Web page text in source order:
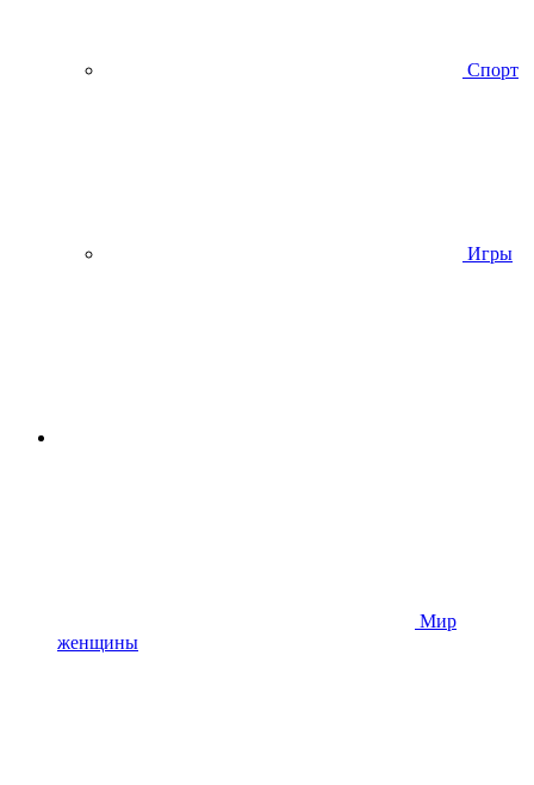
Спорт
Игры
Мир
женщины